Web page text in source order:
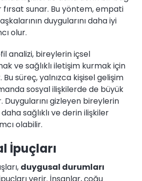
sunar. Bu yöntem, empati
duygularını daha iyi
olur.
analizi, bireylerin içsel
ve sağlıklı iletişim kurmak için
süreç, yalnızca kişisel gelişim
sosyal ilişkilerde de büyük
gizleyen bireylerin
daha sağlıklı ve derin ilişkiler
olabilir.
İpuçları
duygusal durumları